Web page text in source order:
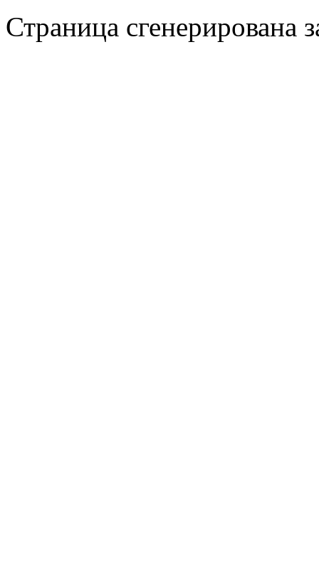
Страница сгенерирована